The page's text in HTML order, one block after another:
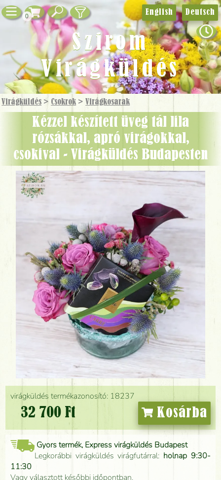
0
Virágküldés > Csokrok > Virág­kosarak
Kézzel készített üveg tál lila
rózsákkal, apró virágokkal,
csokival - Virágküldés Budapesten
virágküldés termékazonosító: 18237
32 700 Ft Kosárba
Gyors termék, Express virágküldés Budapest
Legkorábbi virágküldés virágfutárral: holnap 9:30-
11:30
Vagy választott későbbi időpontban.
English Deutsch
Szirom
Virágküldés